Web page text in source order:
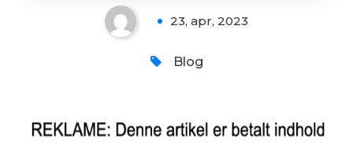
23, apr, 2023
Blog